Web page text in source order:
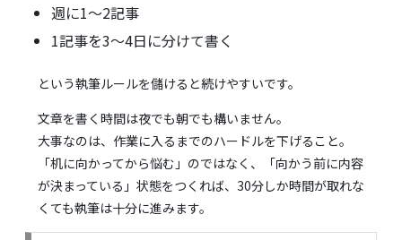
週に1〜2記事
1記事を3〜4日に分けて書く
という執筆ルールを儲けると続けやすいです。
文章を書く時間は夜でも朝でも構いません。
大事なのは、作業に入るまでのハードルを下げること。
「机に向かってから悩む」のではなく、「向かう前に内容
が決まっている」状態をつくれば、30分しか時間が取れな
くても執筆は十分に進みます。